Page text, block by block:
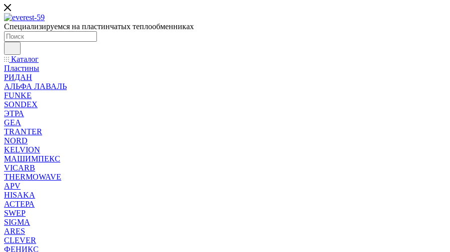
Специализируемся на пластинчатых теплообменниках
Каталог
Пластины
РИДАН
АЛЬФА ЛАВАЛЬ
FUNKE
SONDEX
ЭТРА
GEA
TRANTER
NORD
KELVION
МАШИМПЕКС
VICARB
THERMOWAVE
APV
HISAKA
АСТЕРА
SWEP
SIGMA
ARES
CLEVER
ФЕНИКС